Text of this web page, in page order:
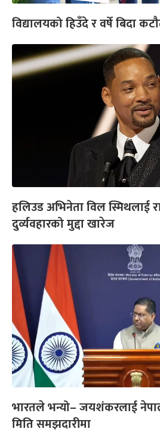
विद्यालयको हिउँदे र वर्षे बिदा
हलिउड अभिनेता विल स्मिथलाई
दुर्व्यवहारको मुद्दा खारेज
भारतले भन्यो– जयशंकरलाई
मिति समझदारीमा